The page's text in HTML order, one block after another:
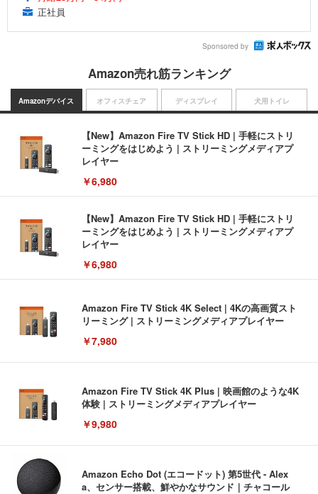
正社員
Sponsored by
Amazon売れ筋ランキング
Amazonデバイス
【New】Amazon Fire TV Stick HD | 手軽にストリ
ーミングをはじめよう | ストリーミングメディアプ
レイヤー
￥6,980
【New】Amazon Fire TV Stick HD | 手軽にストリ
ーミングをはじめよう | ストリーミングメディアプ
レイヤー
￥6,980
Amazon Fire TV Stick 4K Select | 4Kの高画質スト
リーミング | ストリーミングメディアプレイヤー
￥7,980
Amazon Fire TV Stick 4K Plus | 映画館のような4K
体験 | ストリーミングメディアプレイヤー
￥9,980
Amazon Echo Dot (エコードット) 第5世代 - Alex
a、センサー搭載、鮮やかなサウンド｜チャコール
オフィスチェア ディスプレイ 犬用トイレ